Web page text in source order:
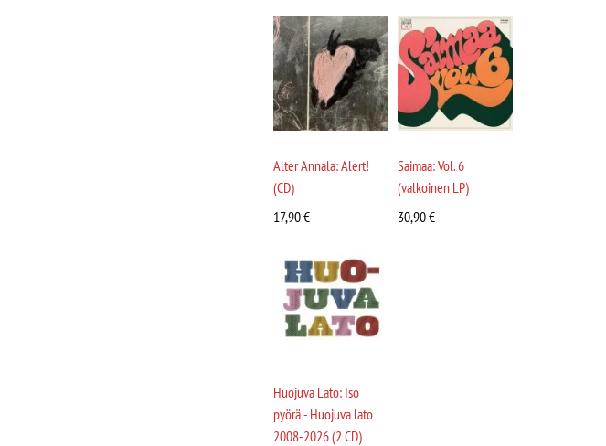
Alter Annala: Alert!
(CD)
17,90€
Saimaa: Vol. 6
(valkoinen LP)
30,90€
Huojuva Lato: Iso
pyörä - Huojuva lato
2008-2026 (2 CD)